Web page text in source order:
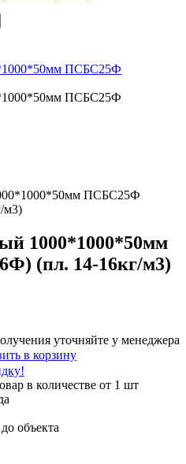
ПСБС25Ф
м3)
1000*1000*50мм
(пл. 14-16кг/м3)
уточняйте у менеджера
в корзину
в количестве от 1 шт
объекта